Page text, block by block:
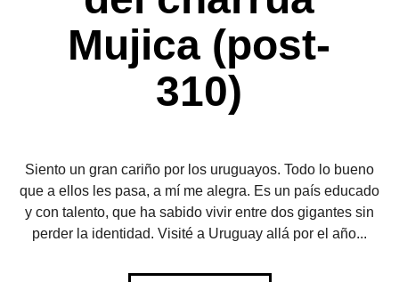
Mujica (post-
310)
Siento un gran cariño por los uruguayos. Todo lo bueno
que a ellos les pasa, a mí me alegra. Es un país educado
y con talento, que ha sabido vivir entre dos gigantes sin
perder la identidad. Visité a Uruguay allá por el año...